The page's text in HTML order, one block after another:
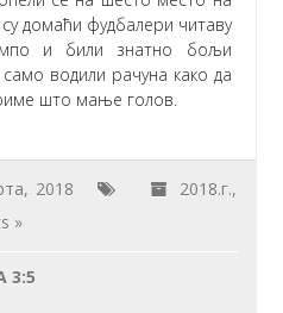
домаћи фудбалери читаву
и били знатно бољи
само водили рачуна како да
што мање голов.
2018 2018.г.,
»
3:5